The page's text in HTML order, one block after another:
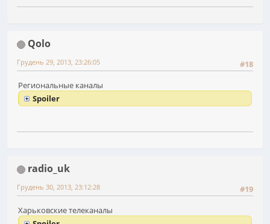
Qolo
#18
Грудень 29, 2013, 23:26:05
Региональные каналы
Spoiler
radio_uk
#19
Грудень 30, 2013, 23:12:28
Харьковские телеканалы